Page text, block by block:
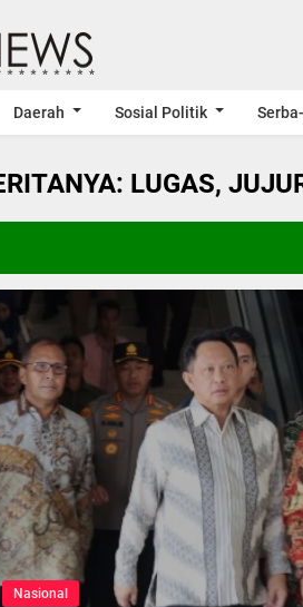
Daerah Sosial Politik
LUGAS,
Nasional